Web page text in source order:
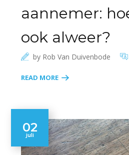
aannemer:
ook alweer?
by Rob Van Duivenbode
READ MORE
02
juli